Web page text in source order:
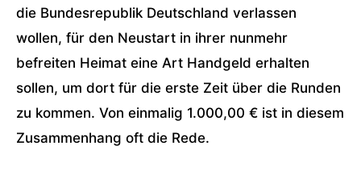
die Bundesrepublik Deutschland verlassen
wollen, für den Neustart in ihrer nunmehr
befreiten Heimat eine Art Handgeld erhalten
sollen, um dort für die erste Zeit über die Runden
zu kommen. Von einmalig 1.000,00 € ist in diesem
Zusammenhang oft die Rede.